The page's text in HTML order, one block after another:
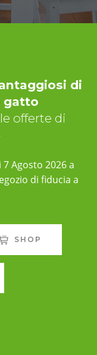
di
gatto
offerte di
Agosto 2026 a
di fiducia a
SHOP